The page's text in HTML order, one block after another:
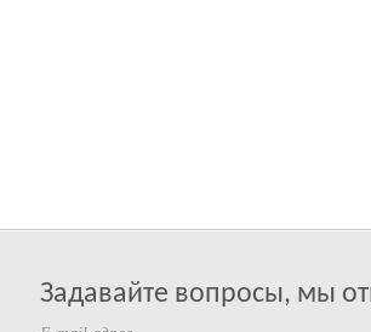
Задавайте вопросы, мы